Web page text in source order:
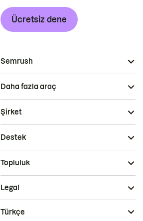
Ücretsiz dene
Semrush
Daha fazla araç
Şirket
Destek
Topluluk
Legal
Türkçe